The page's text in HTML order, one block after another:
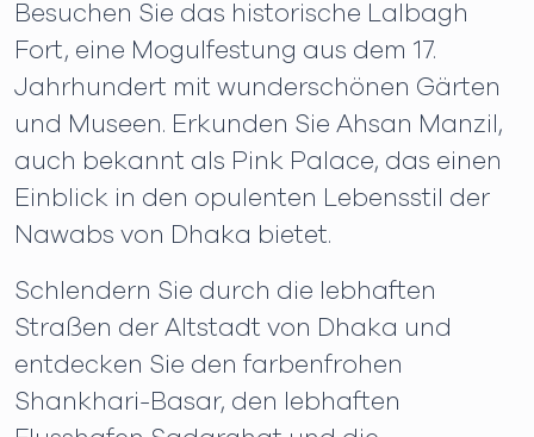
Besuchen Sie das historische Lalbagh
Fort, eine Mogulfestung aus dem 17.
Jahrhundert mit wunderschönen Gärten
und Museen. Erkunden Sie Ahsan Manzil,
auch bekannt als Pink Palace, das einen
Einblick in den opulenten Lebensstil der
Nawabs von Dhaka bietet.
Schlendern Sie durch die lebhaften
Straßen der Altstadt von Dhaka und
entdecken Sie den farbenfrohen
Shankhari-Basar, den lebhaften